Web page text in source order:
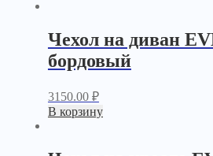
Чехол на диван
бордовый
3150.00 ₽
В корзину